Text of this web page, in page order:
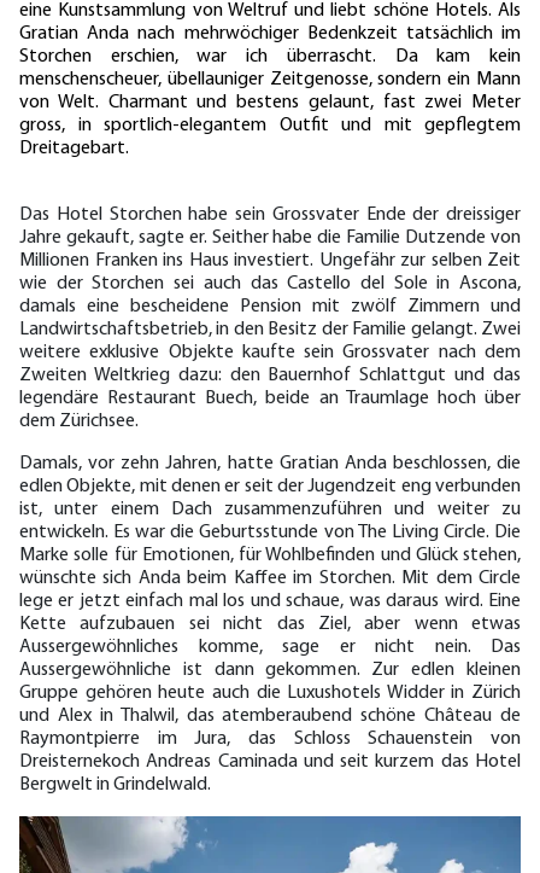
eine Kunstsammlung von Weltruf und liebt schöne Hotels. Als
Gratian Anda nach mehrwöchiger Bedenkzeit tatsächlich im
Storchen erschien, war ich überrascht. Da kam kein
menschenscheuer, übellauniger Zeitgenosse, sondern ein Mann
von Welt. Charmant und bestens gelaunt, fast zwei Meter
gross, in sportlich-elegantem Outfit und mit gepflegtem
Dreitagebart.
Das Hotel Storchen habe sein Grossvater Ende der dreissiger
Jahre gekauft, sagte er. Seither habe die Familie Dutzende von
Millionen Franken ins Haus investiert. Ungefähr zur selben Zeit
wie der Storchen sei auch das Castello del Sole in Ascona,
damals eine bescheidene Pension mit zwölf Zimmern und
Landwirtschaftsbetrieb, in den Besitz der Familie gelangt. Zwei
weitere exklusive Objekte kaufte sein Grossvater nach dem
Zweiten Weltkrieg dazu: den Bauernhof Schlattgut und das
legendäre Restaurant Buech, beide an Traumlage hoch über
dem Zürichsee.
Damals, vor zehn Jahren, hatte Gratian Anda beschlossen, die
edlen Objekte, mit denen er seit der Jugendzeit eng verbunden
ist, unter einem Dach zusammenzuführen und weiter zu
entwickeln. Es war die Geburtsstunde von The Living Circle. Die
Marke solle für Emotionen, für Wohlbefinden und Glück stehen,
wünschte sich Anda beim Kaffee im Storchen. Mit dem Circle
lege er jetzt einfach mal los und schaue, was daraus wird. Eine
Kette aufzubauen sei nicht das Ziel, aber wenn etwas
Aussergewöhnliches komme, sage er nicht nein. Das
Aussergewöhnliche ist dann gekommen. Zur edlen kleinen
Gruppe gehören heute auch die Luxushotels Widder in Zürich
und Alex in Thalwil, das atemberaubend schöne Château de
Raymontpierre im Jura, das Schloss Schauenstein von
Dreisternekoch Andreas Caminada und seit kurzem das Hotel
Bergwelt in Grindelwald.